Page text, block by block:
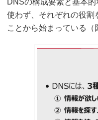
DNSの構成要素と基本
使わず、それぞれの役割
ことから始まっている（